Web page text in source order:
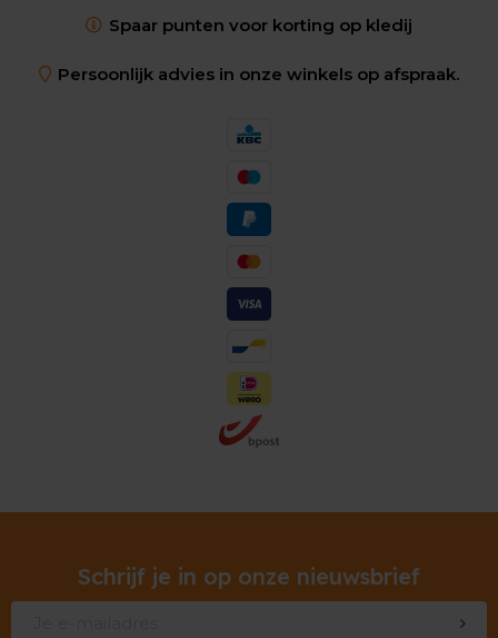
Spaar punten voor korting op kledij
Persoonlijk advies in onze winkels op afspraak.
Schrijf je in op onze nieuwsbrief